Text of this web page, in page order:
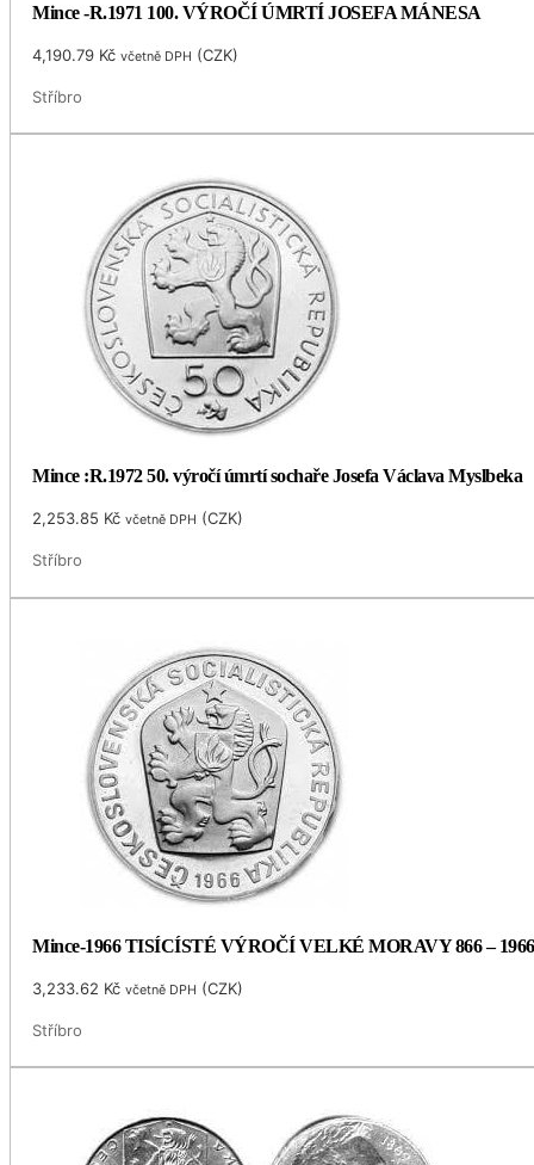
Mince -R.1971 100. VÝROČÍ ÚMRTÍ JOSEFA MÁNESA
4,190.79 Kč včetně DPH (CZK)
Stříbro
Mince :R.1972 50. výročí úmrtí sochaře Josefa Václava Myslbeka
2,253.85 Kč včetně DPH (CZK)
Stříbro
Mince-1966 TISÍCÍSTÉ VÝROČÍ VELKÉ MORAVY 866 – 1966
3,233.62 Kč včetně DPH (CZK)
Stříbro